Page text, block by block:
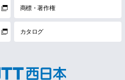
商標・著作権
カタログ